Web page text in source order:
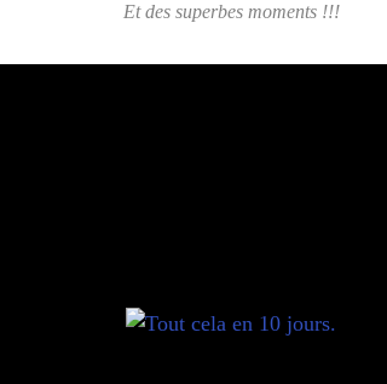
Et des superbes moments !!!